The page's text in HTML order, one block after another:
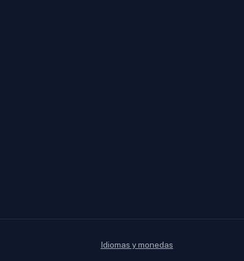
Idiomas y monedas